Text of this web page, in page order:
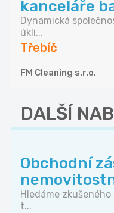
kanceláře
Dynamická
úkli...
Třebíč
FM Cleaning s.r.o.
DALŠÍ
Obchodní
Hledáme
t...